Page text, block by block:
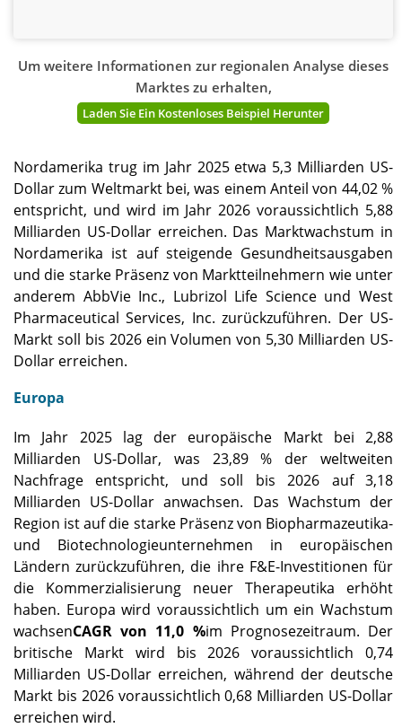
Um weitere Informationen zur regionalen Analyse dieses
Marktes zu erhalten,
Laden Sie Ein Kostenloses Beispiel Herunter
Nordamerika trug im Jahr 2025 etwa 5,3 Milliarden US-
Dollar zum Weltmarkt bei, was einem Anteil von 44,02 %
entspricht, und wird im Jahr 2026 voraussichtlich 5,88
Milliarden US-Dollar erreichen. Das Marktwachstum in
Nordamerika ist auf steigende Gesundheitsausgaben
und die starke Präsenz von Marktteilnehmern wie unter
anderem AbbVie Inc., Lubrizol Life Science und West
Pharmaceutical Services, Inc. zurückzuführen. Der US-
Markt soll bis 2026 ein Volumen von 5,30 Milliarden US-
Dollar erreichen.
Europa
Im Jahr 2025 lag der europäische Markt bei 2,88
Milliarden US-Dollar, was 23,89 % der weltweiten
Nachfrage entspricht, und soll bis 2026 auf 3,18
Milliarden US-Dollar anwachsen. Das Wachstum der
Region ist auf die starke Präsenz von Biopharmazeutika-
und Biotechnologieunternehmen in europäischen
Ländern zurückzuführen, die ihre F&E-Investitionen für
die Kommerzialisierung neuer Therapeutika erhöht
haben. Europa wird voraussichtlich um ein Wachstum
wachsenCAGR von 11,0 %im Prognosezeitraum. Der
britische Markt wird bis 2026 voraussichtlich 0,74
Milliarden US-Dollar erreichen, während der deutsche
Markt bis 2026 voraussichtlich 0,68 Milliarden US-Dollar
erreichen wird.